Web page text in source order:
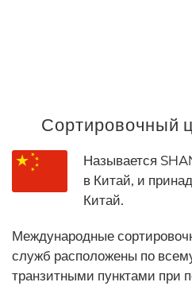
Сортировочный
Называется
в Китай, и
Китай.
Международные
служб расположены по
транзитными пунктами при